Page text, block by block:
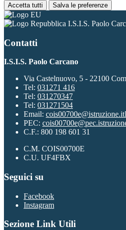
Accetta tutti Salva le preferenze
I.S.I.S. Paolo
Contatti
I.S.I.S. Paolo Carcano
Via Castelnuovo, 5 - 22100
Tel: 031271 416
Tel: 031270347
Tel: 031271504
Email: cois00700e@istruzione.it
PEC:
C.F.: 800 198 601 31
C.M. COIS00700E
C.U. UF4FBX
Seguici su
Facebook
Instagram
Sezione Link Utili